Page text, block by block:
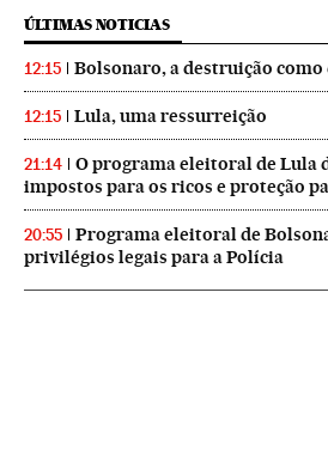
ÚLTIMAS NOTICIAS
12:15 Bolsonaro, a destruição
12:15 Lula, uma ressurreição
21:14
O programa eleitoral de Lula
impostos para os ricos e proteção
20:55
Programa eleitoral de
privilégios legais para a Polícia